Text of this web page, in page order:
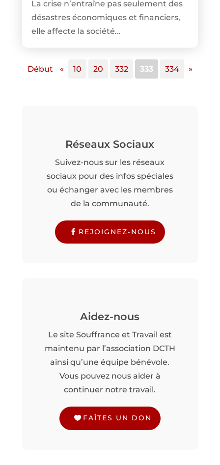
La crise n’entraîne pas seulement des
désastres économiques et financiers,
elle affecte la société...
Début « 10 20 332 333 334 »
Réseaux Sociaux
Suivez-nous sur les réseaux
sociaux pour des infos spéciales
ou échanger avec les membres
de la communauté.
REJOIGNEZ-NOUS
Aidez-nous
Le site Souffrance et Travail est
maintenu par l’association DCTH
ainsi qu’une équipe bénévole.
Vous pouvez nous aider à
continuer notre travail.
FAÎTES UN DON